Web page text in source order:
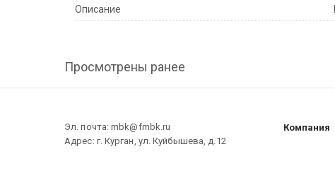
Описание
Просмотрены ранее
Эл. почта: mbk@fmbk.ru
Адрес: г. Курган, ул. Куйбышева, д.12
Компания